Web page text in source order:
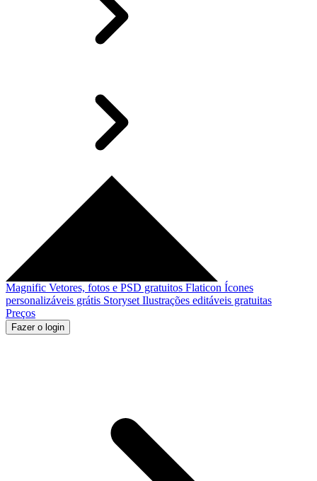
Magnific Vetores, fotos e PSD gratuitos Flaticon Ícones
personalizáveis grátis Storyset Ilustrações editáveis gratuitas
Preços
Fazer o login